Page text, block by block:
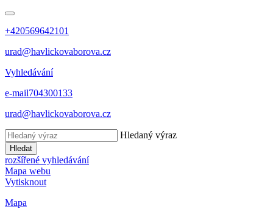
+420569642101
urad@havlickovaborova.cz
Vyhledávání
e-mail704300133
urad@havlickovaborova.cz
Hledaný výraz
Hledat
rozšířené vyhledávání
Mapa webu
Vytisknout
Mapa